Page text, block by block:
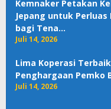
Kemnaker Petakan
Jepang untuk Perluas
bagi Tena…
Juli 14, 2026
Lima Koperasi
Penghargaan Pemko
Juli 14, 2026